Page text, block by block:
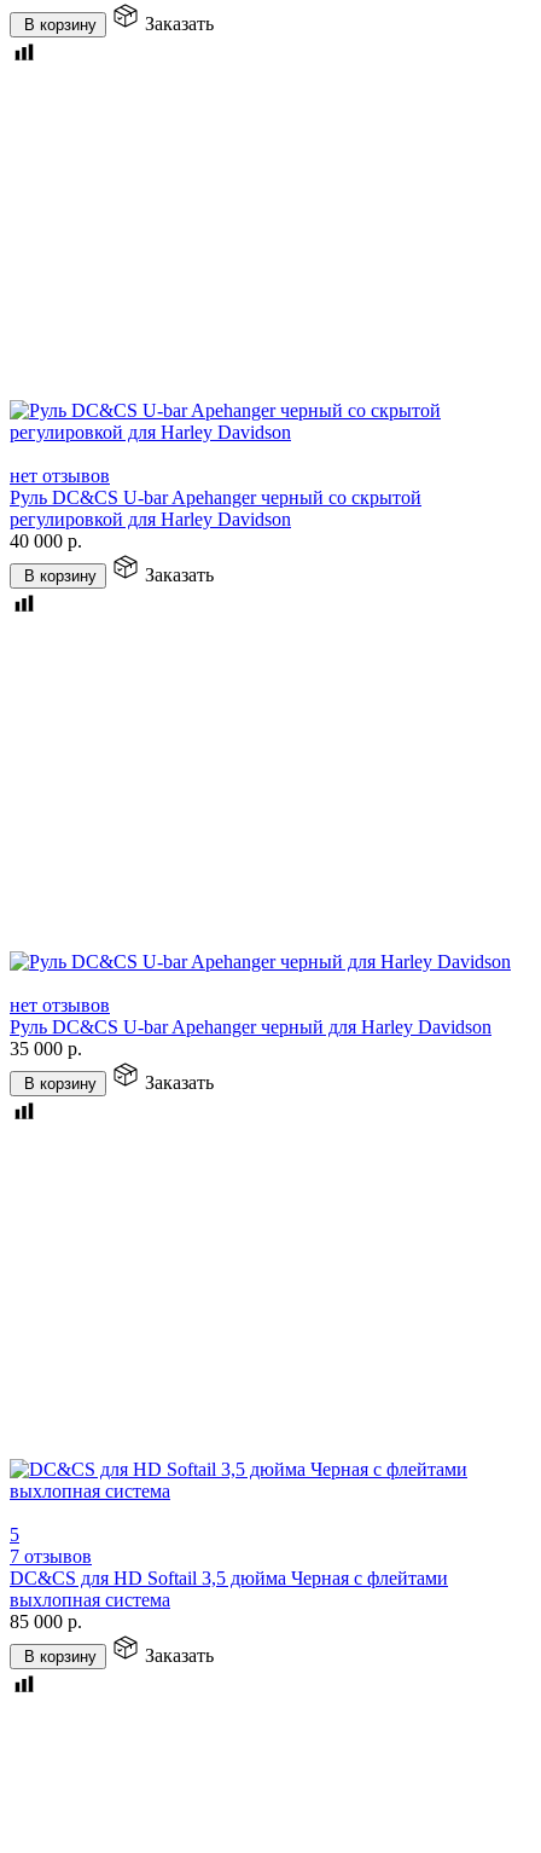
В корзину Заказать
нет отзывов
Руль DC&CS U-bar Apehanger черный со скрытой
регулировкой для Harley Davidson
40 000 р.
В корзину Заказать
нет отзывов
Руль DC&CS U-bar Apehanger черный для Harley Davidson
35 000 р.
В корзину Заказать
5
7 отзывов
DC&CS для HD Softail 3,5 дюйма Черная с флейтами
выхлопная система
85 000 р.
В корзину Заказать